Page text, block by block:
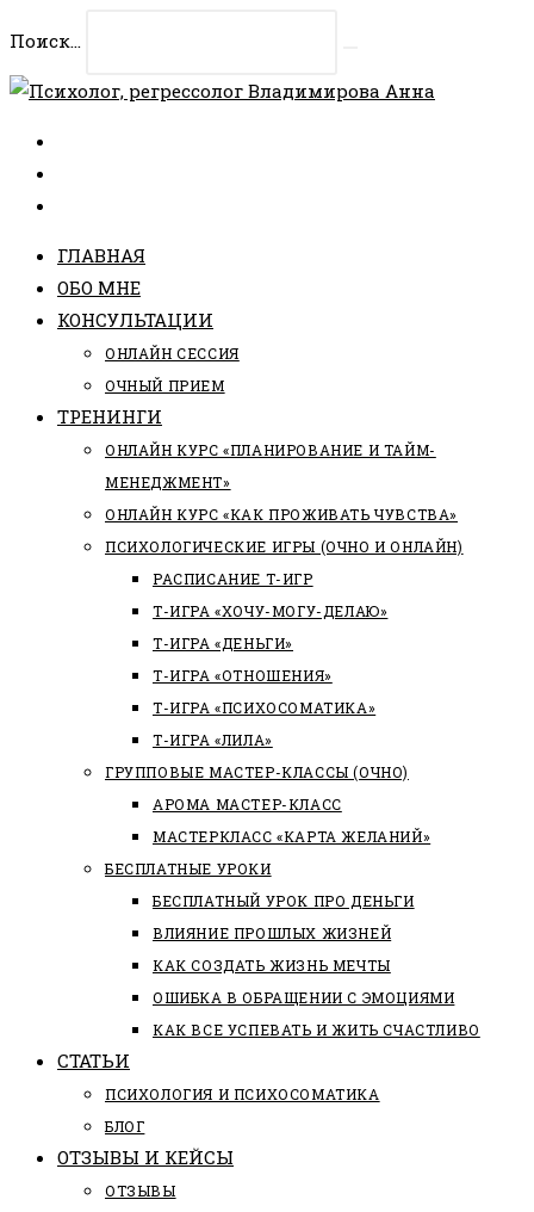
содержимому
Поиск...
ГЛАВНАЯ
ОБО МНЕ
КОНСУЛЬТАЦИИ
ОНЛАЙН СЕССИЯ
ОЧНЫЙ ПРИЕМ
ТРЕНИНГИ
ОНЛАЙН КУРС «ПЛАНИРОВАНИЕ И ТАЙМ-
МЕНЕДЖМЕНТ»
ОНЛАЙН КУРС «КАК ПРОЖИВАТЬ ЧУВСТВА»
ПСИХОЛОГИЧЕСКИЕ ИГРЫ (ОЧНО И ОНЛАЙН)
РАСПИСАНИЕ Т-ИГР
Т-ИГРА «ХОЧУ-МОГУ-ДЕЛАЮ»
Т-ИГРА «ДЕНЬГИ»
Т-ИГРА «ОТНОШЕНИЯ»
Т-ИГРА «ПСИХОСОМАТИКА»
Т-ИГРА «ЛИЛА»
ГРУППОВЫЕ МАСТЕР-КЛАССЫ (ОЧНО)
АРОМА МАСТЕР-КЛАСС
МАСТЕРКЛАСС «КАРТА ЖЕЛАНИЙ»
БЕСПЛАТНЫЕ УРОКИ
БЕСПЛАТНЫЙ УРОК ПРО ДЕНЬГИ
ВЛИЯНИЕ ПРОШЛЫХ ЖИЗНЕЙ
КАК СОЗДАТЬ ЖИЗНЬ МЕЧТЫ
ОШИБКА В ОБРАЩЕНИИ С ЭМОЦИЯМИ
КАК ВСЕ УСПЕВАТЬ И ЖИТЬ СЧАСТЛИВО
СТАТЬИ
ПCИХОЛОГИЯ И ПСИХОСОМАТИКА
БЛОГ
ОТЗЫВЫ И КЕЙСЫ
ОТЗЫВЫ